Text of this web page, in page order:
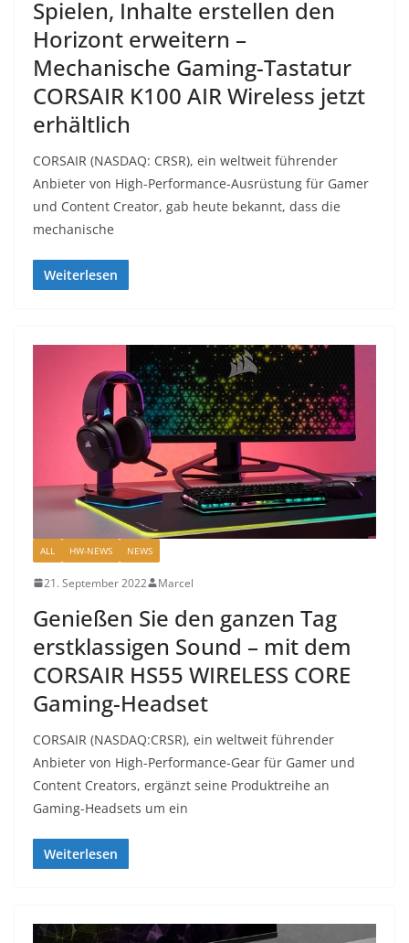
Spielen, Inhalte erstellen den
Horizont erweitern –
Mechanische Gaming-Tastatur
CORSAIR K100 AIR Wireless jetzt
erhältlich
CORSAIR (NASDAQ: CRSR), ein weltweit führender
Anbieter von High-Performance-Ausrüstung für Gamer
und Content Creator, gab heute bekannt, dass die
mechanische
Weiterlesen
ALL HW-NEWS NEWS
21. September 2022 Marcel
Genießen Sie den ganzen Tag
erstklassigen Sound – mit dem
CORSAIR HS55 WIRELESS CORE
Gaming-Headset
CORSAIR (NASDAQ:CRSR), ein weltweit führender
Anbieter von High-Performance-Gear für Gamer und
Content Creators, ergänzt seine Produktreihe an
Gaming-Headsets um ein
Weiterlesen